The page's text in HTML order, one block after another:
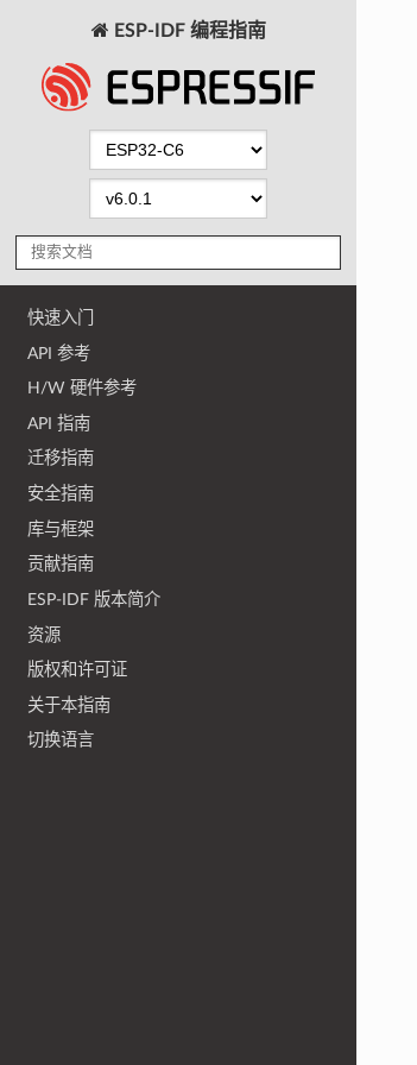
ESP-IDF 编程指南
快速入门
API 参考
H/W 硬件参考
API 指南
迁移指南
安全指南
库与框架
贡献指南
ESP-IDF 版本简介
资源
版权和许可证
关于本指南
切换语言